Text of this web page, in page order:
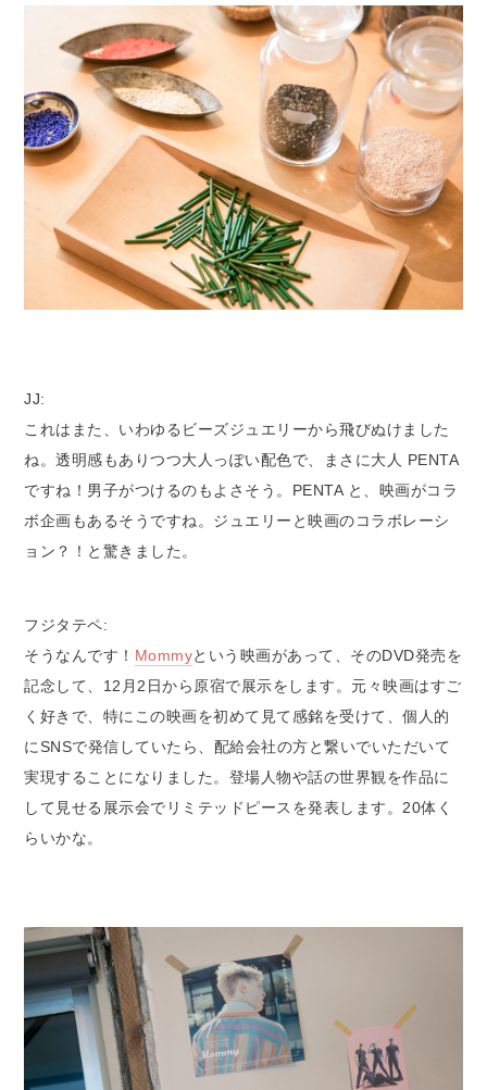
JJ:
これはまた、いわゆるビーズジュエリーから飛びぬけました
ね。透明感もありつつ大人っぽい配色で、まさに大人 PENTA
ですね！男子がつけるのもよさそう。PENTA と、映画がコラ
ボ企画もあるそうですね。ジュエリーと映画のコラボレーシ
ョン？！と驚きました。
フジタテペ:
そうなんです！ Mommyという映画があって、そのDVD発売を
記念して、12月2日から原宿で展示をします。元々映画はすご
く好きで、特にこの映画を初めて見て感銘を受けて、個人的
にSNSで発信していたら、配給会社の方と繋いでいただいて
実現することになりました。登場人物や話の世界観を作品に
して見せる展示会でリミテッドピースを発表します。20体く
らいかな。